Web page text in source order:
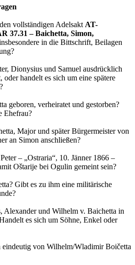
vollständigen Adelsakt AT-
37.31 – Baichetta, Simon,
in die Bittschrift, Beilagen
Dionysius und Samuel ausdrücklich
oder handelt es sich um eine spätere
geboren, verheiratet und gestorben?
Ehefrau?
Major und später Bürgermeister von
an Simon anschließen?
– „Ostraria“, 10. Jänner 1866 –
Oštarije bei Ogulin gemeint sein?
Gibt es zu ihm eine militärische
Alexander und Wilhelm v. Baichetta in
es sich um Söhne, Enkel oder
von Wilhelm/Wladimir Boičetta